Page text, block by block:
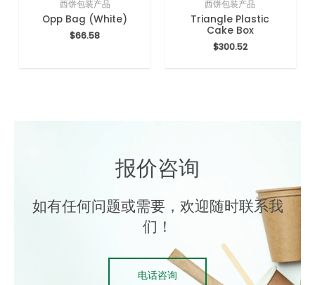
西饼包装产品
Opp Bag (White)
$66.58
西饼包装产品
Triangle Plastic
Cake Box
$300.52
报价咨询
如有任何问题或需要，欢迎随时联系我
们！
电话咨询